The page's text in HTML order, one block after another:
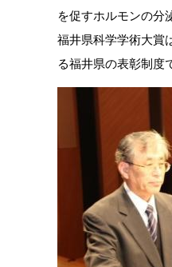
を促すホルモンの分
福井県科学学術大賞
る福井県の表彰制度